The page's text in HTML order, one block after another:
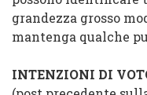
grandezza grosso
mantenga qualche
INTENZIONI DI